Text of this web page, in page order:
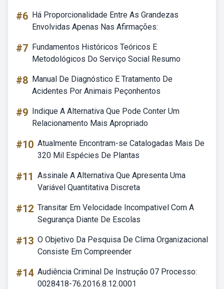
#6 Há Proporcionalidade Entre As Grandezas
Envolvidas Apenas Nas Afirmações:
#7 Fundamentos Históricos Teóricos E
Metodológicos Do Serviço Social Resumo
#8 Manual De Diagnóstico E Tratamento De
Acidentes Por Animais Peçonhentos
#9 Indique A Alternativa Que Pode Conter Um
Relacionamento Mais Apropriado
#10 Atualmente Encontram-se Catalogadas Mais De
320 Mil Espécies De Plantas
#11 Assinale A Alternativa Que Apresenta Uma
Variável Quantitativa Discreta
#12 Transitar Em Velocidade Incompativel Com A
Segurança Diante De Escolas
#13 O Objetivo Da Pesquisa De Clima Organizacional
Consiste Em Compreender
#14 Audiência Criminal De Instrução 07 Processo:
0028418-76.2016.8.12.0001